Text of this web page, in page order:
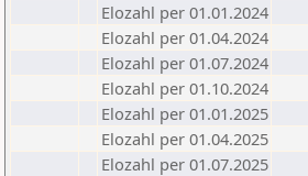
Elozahl per 01.01.2024
Elozahl per 01.04.2024
Elozahl per 01.07.2024
Elozahl per 01.10.2024
Elozahl per 01.01.2025
Elozahl per 01.04.2025
Elozahl per 01.07.2025